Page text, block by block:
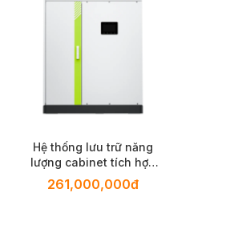
Hệ thống lưu trữ năng
lượng cabinet tích hợp
làm mát bằng chất lỏng
Ecosolex FLEXO-50 PRO
261,000,000đ